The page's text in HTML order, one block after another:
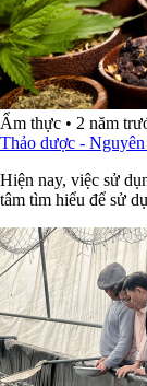
Ẩm thực • 2 năm
Thảo dược -
Hiện nay, việc sử
tâm tìm hiểu để sử